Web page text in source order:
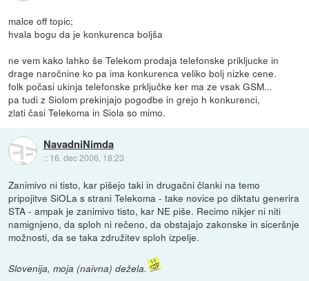
malce off topic;
hvala bogu da je konkurenca boljša
ne vem kako lahko še Telekom prodaja telefonske prikljucke in
drage naročnine ko pa ima konkurenca veliko bolj nizke cene.
folk počasi ukinja telefonske prključke ker ma ze vsak GSM...
pa tudi z Siolom prekinjajo pogodbe in grejo h konkurenci,
zlati časi Telekoma in Siola so mimo.
NavadniNimda
:: 16. dec 2006, 18:23
Zanimivo ni tisto, kar pišejo taki in drugačni članki na temo
pripojitve SiOLa s strani Telekoma - take novice po diktatu generira
STA - ampak je zanimivo tisto, kar NE piše. Recimo nikjer ni niti
namignjeno, da sploh ni rečeno, da obstajajo zakonske in siceršnje
možnosti, da se taka združitev sploh izpelje.
Slovenija, moja (naivna) dežela.